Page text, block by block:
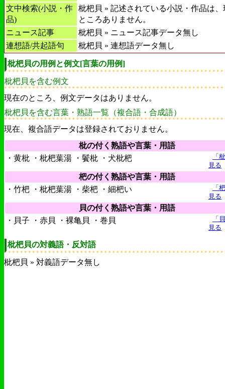
文中検索(小説・作
品)
枇杷貝 » 記述されている小説・作品は、
ところありません。
ニュース記事
枇杷貝 » ニュース記事データ無し
連想語/共起語句
枇杷貝 » 連想語データ無し
枇杷貝の用例と例文[言葉の用例]
枇杷貝を含む例文
現在のところ、例文データはありません。
枇杷貝を含む言葉・熟語一覧（複合語・合成語）
現在、複合語データは登録されておりません。
枇の付く熟語や言葉・用語
・黄枇 ・枇杷葉湯 ・鬢枇 ・犬枇杷
「
見る
杷の付く熟語や言葉・用語
・竹杷 ・枇杷葉湯 ・柴杷 ・細杷い
「
見る
貝の付く熟語や言葉・用語
・貝子 ・赤貝 ・裸亀貝 ・巻貝
「
見る
枇杷貝の対義語・反対語
枇杷貝 » 対義語データ無し